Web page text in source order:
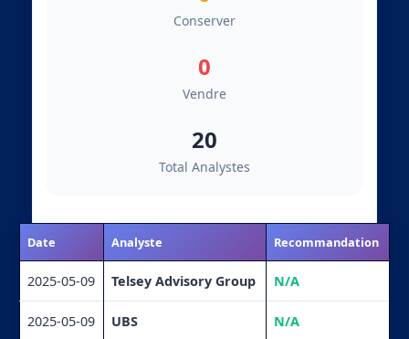
Conserver
0
Vendre
20
Total Analystes
Date Analyste Recommandation
2025-05-09 Telsey Advisory Group N/A
2025-05-09 UBS N/A